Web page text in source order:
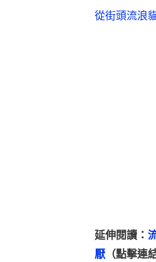
從街頭流浪
延伸閱讀：
厭 （點擊連